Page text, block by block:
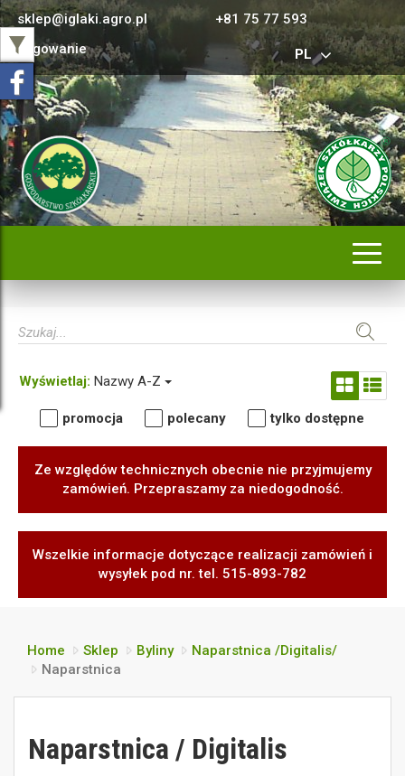
sklep@iglaki.agro.pl
+81 75 77 593
Logowanie
PL
Wyświetlaj: Nazwy A-Z
promocja polecany tylko dostępne
Ze względów technicznych obecnie nie przyjmujemy
zamówień. Przepraszamy za niedogodność.
Wszelkie informacje dotyczące realizacji zamówień i
wysyłek pod nr. tel. 515-893-782
Home Sklep Byliny
Naparstnica /Digitalis/
Naparstnica
Naparstnica / Digitalis